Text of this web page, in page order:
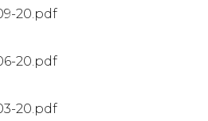
20.pdf
20.pdf
20.pdf